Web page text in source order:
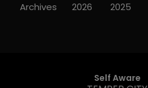
Self Aware
Archives 2026 2025